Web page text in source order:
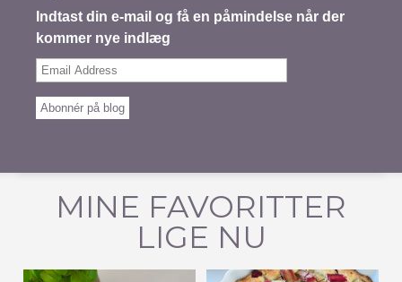
Indtast din e-mail og få en påmindelse når der
kommer nye indlæg
Email
Abonnér på blog
MINE FAVORITTER
LIGE NU